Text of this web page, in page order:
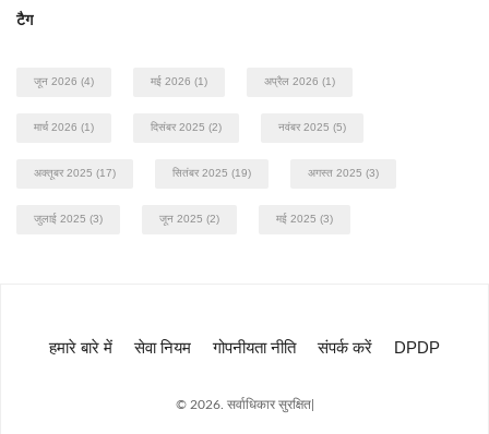
टैग
जून 2026 (4) मई 2026 (1) अप्रैल 2026 (1)
मार्च 2026 (1) दिसंबर 2025 (2) नवंबर 2025 (5)
अक्तूबर 2025 (17) सितंबर 2025 (19) अगस्त 2025 (3)
जुलाई 2025 (3) जून 2025 (2) मई 2025 (3)
हमारे बारे में सेवा नियम गोपनीयता नीति संपर्क करें DPDP
© 2026. सर्वाधिकार सुरक्षित|